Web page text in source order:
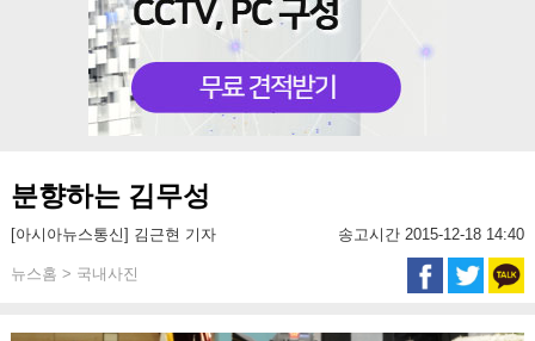
분향하는 김무성
[아시아뉴스통신] 김근현 기자 송고시간 2015-12-18 14:40
뉴스홈 > 국내사진